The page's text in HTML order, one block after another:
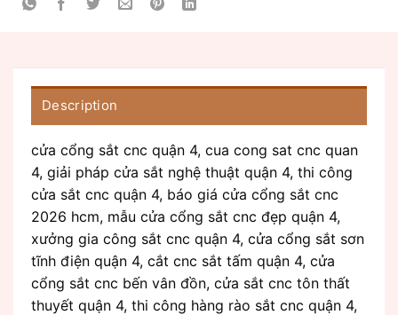
Description
cửa cổng sắt cnc quận 4, cua cong sat cnc quan
4, giải pháp cửa sắt nghệ thuật quận 4, thi công
cửa sắt cnc quận 4, báo giá cửa cổng sắt cnc
2026 hcm, mẫu cửa cổng sắt cnc đẹp quận 4,
xưởng gia công sắt cnc quận 4, cửa cổng sắt sơn
tĩnh điện quận 4, cắt cnc sắt tấm quận 4, cửa
cổng sắt cnc bến vân đồn, cửa sắt cnc tôn thất
thuyết quận 4, thi công hàng rào sắt cnc quận 4,